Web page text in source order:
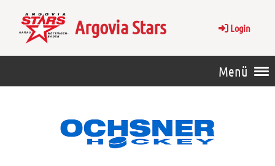
Argovia Stars Login
Menü